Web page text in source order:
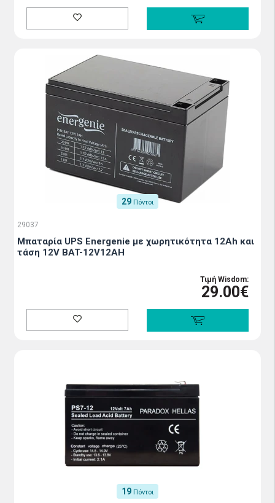
29 Πόντοι
29037
Μπαταρία UPS Energenie με χωρητικότητα 12Ah και
τάση 12V BAT-12V12AH
Τιμή Wisdom:
29.00€
19 Πόντοι